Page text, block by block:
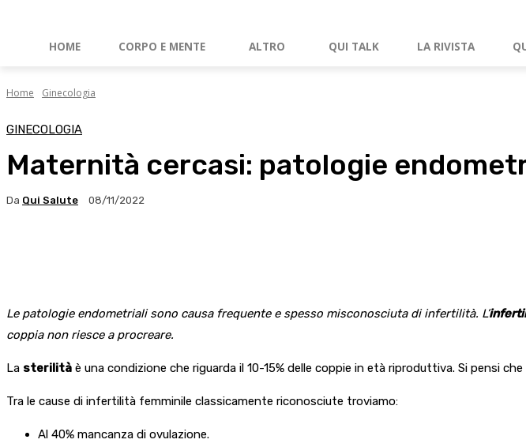
HOME CORPO E MENTE ALTRO QUI TALK LA RIVISTA
Home Ginecologia
GINECOLOGIA
Maternità cercasi: patologie
Da Qui Salute 08/11/2022
Le patologie endometriali sono causa frequente e spesso misconosciuta di infertilità. L’
coppia non riesce a procreare.
La sterilità è una condizione che riguarda il 10-15% delle coppie in età riproduttiva. Si pensi
Tra le cause di infertilità femminile classicamente riconosciute troviamo:
Al 40% mancanza di ovulazione.